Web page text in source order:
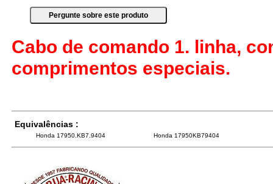
Cabo de comando 1. linha,
comprimentos especiais.
Equivalências :
Honda 17950.KB7.9404 Honda 17950KB79404